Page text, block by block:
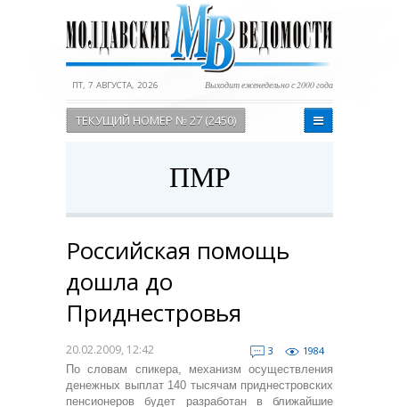
ПТ, 7 АВГУСТА, 2026 Выходит еженедельно с 2000 года
ТЕКУЩИЙ НОМЕР № 27 (2450)
ПМР
Российская помощь
дошла до
Приднестровья
20.02.2009, 12:42 3
1984
По словам спикера, механизм осуществления
денежных выплат 140 тысячам приднестровских
пенсионеров будет разработан в ближайшие